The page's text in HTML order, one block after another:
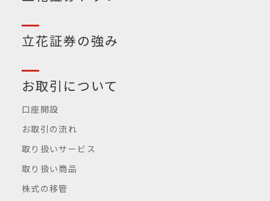
立花証券の強み
お取引について
口座開設
お取引の流れ
取り扱いサービス
取り扱い商品
株式の移管